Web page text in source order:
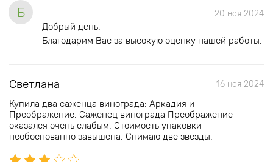
Б 20 ноя 2024
Добрый день.
Благодарим Вас за высокую оценку нашей работы.
Светлана 16 ноя 2024
Купила два саженца винограда: Аркадия и
Преображение. Саженец винограда Преображение
оказался очень слабым. Стоимость упаковки
необоснованно завышена. Снимаю две звезды.